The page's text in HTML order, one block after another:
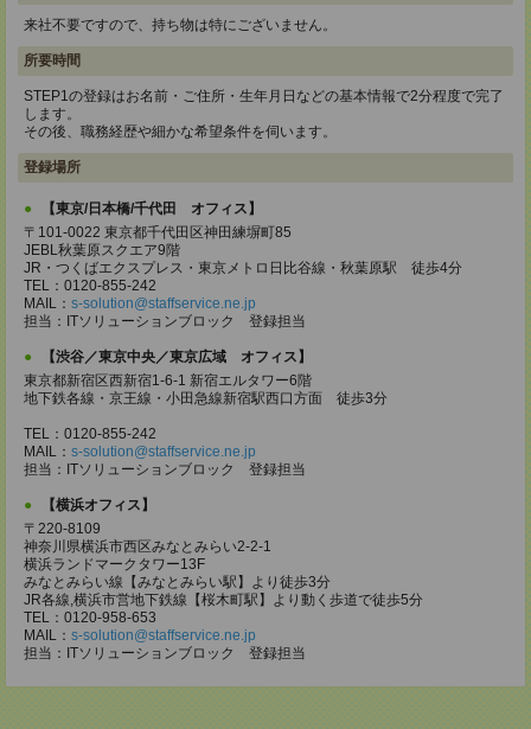
来社不要ですので、持ち物は特にございません。
所要時間
STEP1の登録はお名前・ご住所・生年月日などの基本情報で2分程度で完了
します。
その後、職務経歴や細かな希望条件を伺います。
登録場所
【東京/日本橋/千代田 オフィス】
〒101-0022 東京都千代田区神田練塀町85
JEBL秋葉原スクエア9階
JR・つくばエクスプレス・東京メトロ日比谷線・秋葉原駅 徒歩4分
TEL：0120-855-242
MAIL： s-solution@staffservice.ne.jp
担当：ITソリューションブロック 登録担当
【渋谷／東京中央／東京広域 オフィス】
東京都新宿区西新宿1-6-1 新宿エルタワー6階
地下鉄各線・京王線・小田急線新宿駅西口方面 徒歩3分
TEL：0120-855-242
MAIL： s-solution@staffservice.ne.jp
担当：ITソリューションブロック 登録担当
【横浜オフィス】
〒220-8109
神奈川県横浜市西区みなとみらい2-2-1
横浜ランドマークタワー13F
みなとみらい線【みなとみらい駅】より徒歩3分
JR各線,横浜市営地下鉄線【桜木町駅】より動く歩道で徒歩5分
TEL：0120-958-653
MAIL： s-solution@staffservice.ne.jp
担当：ITソリューションブロック 登録担当